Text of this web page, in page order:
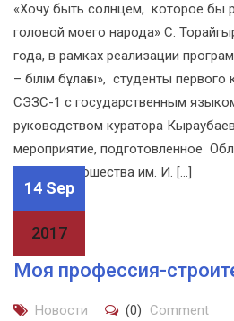
«Хочу быть солнцем, которое бы
головой моего народа» С.
года, в рамках реализации
– білім бұлағы», студенты
СЭЗС-1 с государственным
руководством куратора
мероприятие, подготовленное
детей и юношества им. И. […]
14 Sep
2017
Моя профессия-
Новости (0) Comment